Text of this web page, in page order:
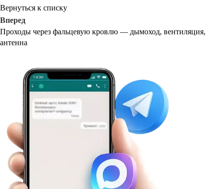
Вернуться к списку
Вперед
Проходы через фальцевую кровлю — дымоход, вентиляция,
антенна